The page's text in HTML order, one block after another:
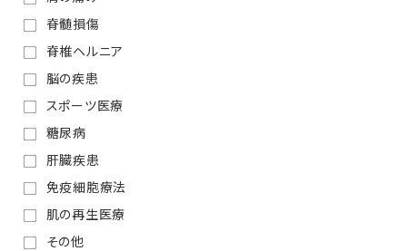
脊髄損傷
脊椎ヘルニア
脳の疾患
スポーツ医療
糖尿病
肝臓疾患
免疫細胞療法
肌の再生医療
その他